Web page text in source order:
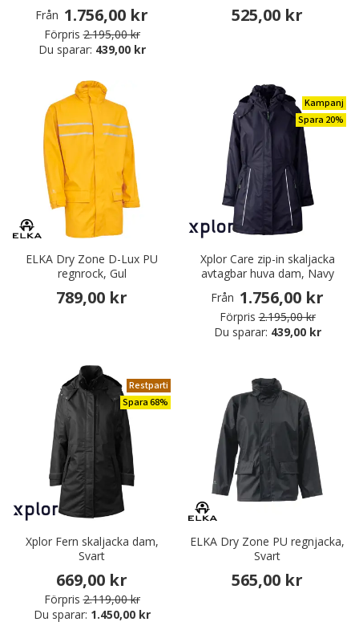
Från 1.756,00 kr
Förpris 2.195,00 kr
Du sparar: 439,00 kr
525,00 kr
ELKA Dry Zone D-Lux PU
regnrock, Gul
789,00 kr
Kampanj
Spara 20%
Xplor Care zip-in skaljacka
avtagbar huva dam, Navy
Från 1.756,00 kr
Förpris 2.195,00 kr
Du sparar: 439,00 kr
Restparti
Spara 68%
Xplor Fern skaljacka dam,
Svart
669,00 kr
Förpris 2.119,00 kr
Du sparar: 1.450,00 kr
ELKA Dry Zone PU regnjacka,
Svart
565,00 kr